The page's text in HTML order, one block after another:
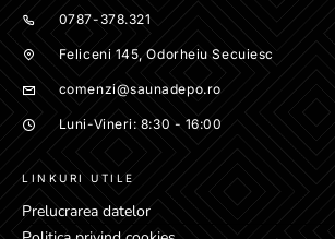
0787-378.321
Feliceni 145, Odorheiu Secuiesc
comenzi@saunadepo.ro
Luni-Vineri: 8:30 - 16:00
LINKURI UTILE
Prelucrarea datelor